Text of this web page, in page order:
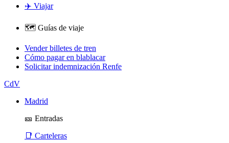
✈️ Viajar
🗺️ Guías de viaje
Vender billetes de tren
Cómo pagar en blablacar
Solicitar indemnización Renfe
CdV
Madrid
🎫 Entradas
📑 Carteleras